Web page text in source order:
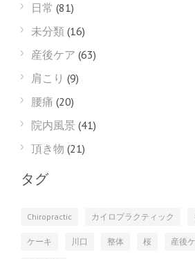
日常 (81)
未分類 (16)
産後ケア (63)
肩こり (9)
腰痛 (20)
院内風景 (41)
頂き物 (21)
タグ
Chiropractic カイロプラクティック
ケーキ 川口 整体 桜 産後